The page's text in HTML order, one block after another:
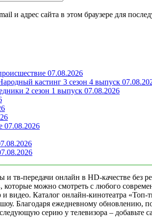
и адрес сайта в этом браузере для
07.08.2026
кастинг 3 сезон 4 выпуск
2 сезон 1 выпуск 07.08.2026
07.08.2026
тв-передачи онлайн в HD-качестве без
можно смотреть с любого
видео. Каталог онлайн-кинотеатра
Благодаря ежедневному обновлению,
серию у телевизора – добавьте